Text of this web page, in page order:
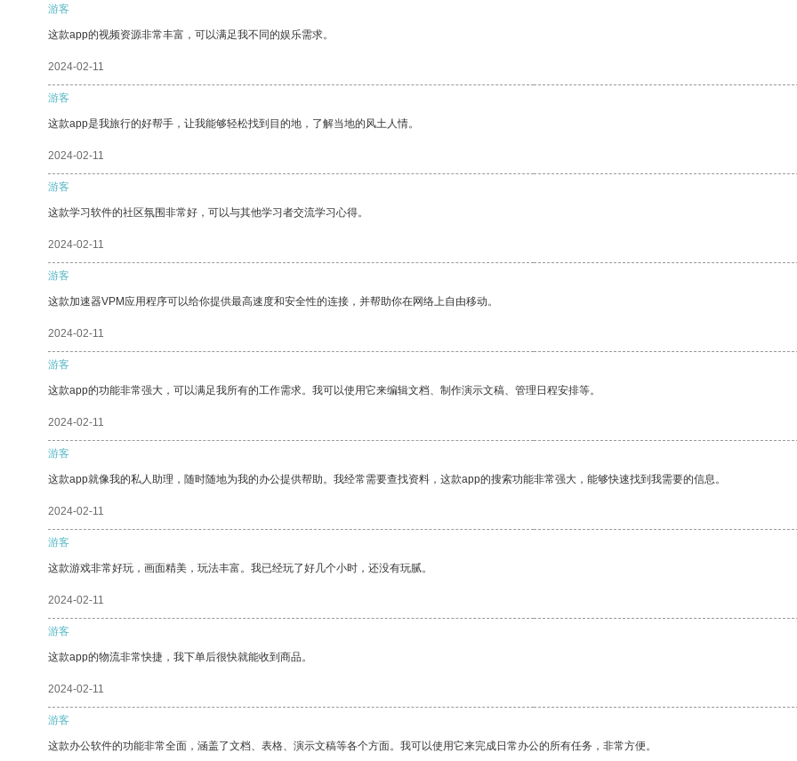
游客
这款app的视频资源非常丰富，可以满足我不同的娱乐需求。
2024-02-11
游客
这款app是我旅行的好帮手，让我能够轻松找到目的地，了解当地的风土人情。
2024-02-11
游客
这款学习软件的社区氛围非常好，可以与其他学习者交流学习心得。
2024-02-11
游客
这款加速器VPM应用程序可以给你提供最高速度和安全性的连接，并帮助你在网络上自由移动。
2024-02-11
游客
这款app的功能非常强大，可以满足我所有的工作需求。我可以使用它来编辑文档、制作演示文稿、管理日程安排等。
2024-02-11
游客
这款app就像我的私人助理，随时随地为我的办公提供帮助。我经常需要查找资料，这款app的搜索功能非常强大，能够快速找到我需要的信息。
2024-02-11
游客
这款游戏非常好玩，画面精美，玩法丰富。我已经玩了好几个小时，还没有玩腻。
2024-02-11
游客
这款app的物流非常快捷，我下单后很快就能收到商品。
2024-02-11
游客
这款办公软件的功能非常全面，涵盖了文档、表格、演示文稿等各个方面。我可以使用它来完成日常办公的所有任务，非常方便。